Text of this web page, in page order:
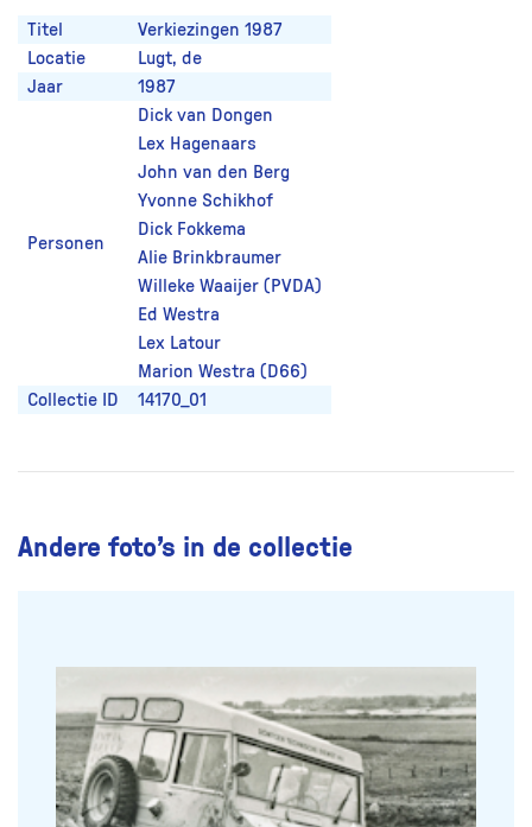
Titel
Verkiezingen 1987
Locatie
Lugt, de
Jaar
1987
Personen
Dick van Dongen
Lex Hagenaars
John van den Berg
Yvonne Schikhof
Dick Fokkema
Alie Brinkbraumer
Willeke Waaijer (PVDA)
Ed Westra
Lex Latour
Marion Westra (D66)
Collectie ID
14170_01
Andere foto’s in de collectie